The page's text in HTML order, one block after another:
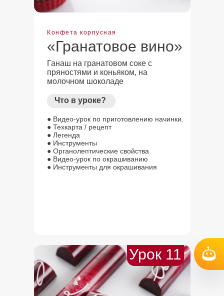
«Гранатовое вино»
Конфета корпусная
Ганаш на гранатовом соке с
пряностями и коньяком, на
молочном шоколаде
Урок 11
● Видео-урок по приготовлению начинки.
● Техкарта / рецепт
● Легенда
● Инструменты
● Органолептические свойства
● Видео-урок по окрашиванию
● Инструменты для окрашивания
Что в уроке?